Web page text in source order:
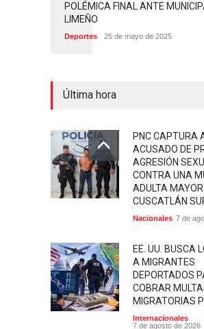
POLÉMICA FINAL ANTE
LIMEÑO
Deportes 25 de mayo de 2025
Última hora
PNC CAPTURA
ACUSADO DE
AGRESIÓN
CONTRA UNA
ADULTA MAYOR
CUSCATLÁN
Nacionales 7 de
EE. UU. BUSCA
A MIGRANTES
DEPORTADOS
COBRAR
MIGRATORIAS
Internacionales
7 de agosto de 2026